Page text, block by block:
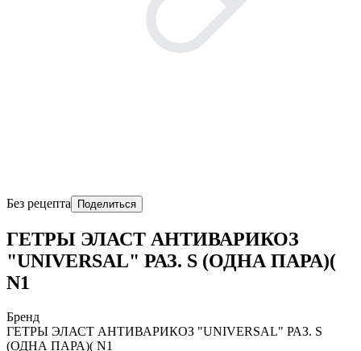
Без рецепта Поделиться
ГЕТРЫ ЭЛАСТ АНТИВАРИКОЗ
"UNIVERSAL" РАЗ. S (ОДНА ПАРА)(
N1
Бренд
ГЕТРЫ ЭЛАСТ АНТИВАРИКОЗ "UNIVERSAL" РАЗ. S
(ОДНА ПАРА)( N1